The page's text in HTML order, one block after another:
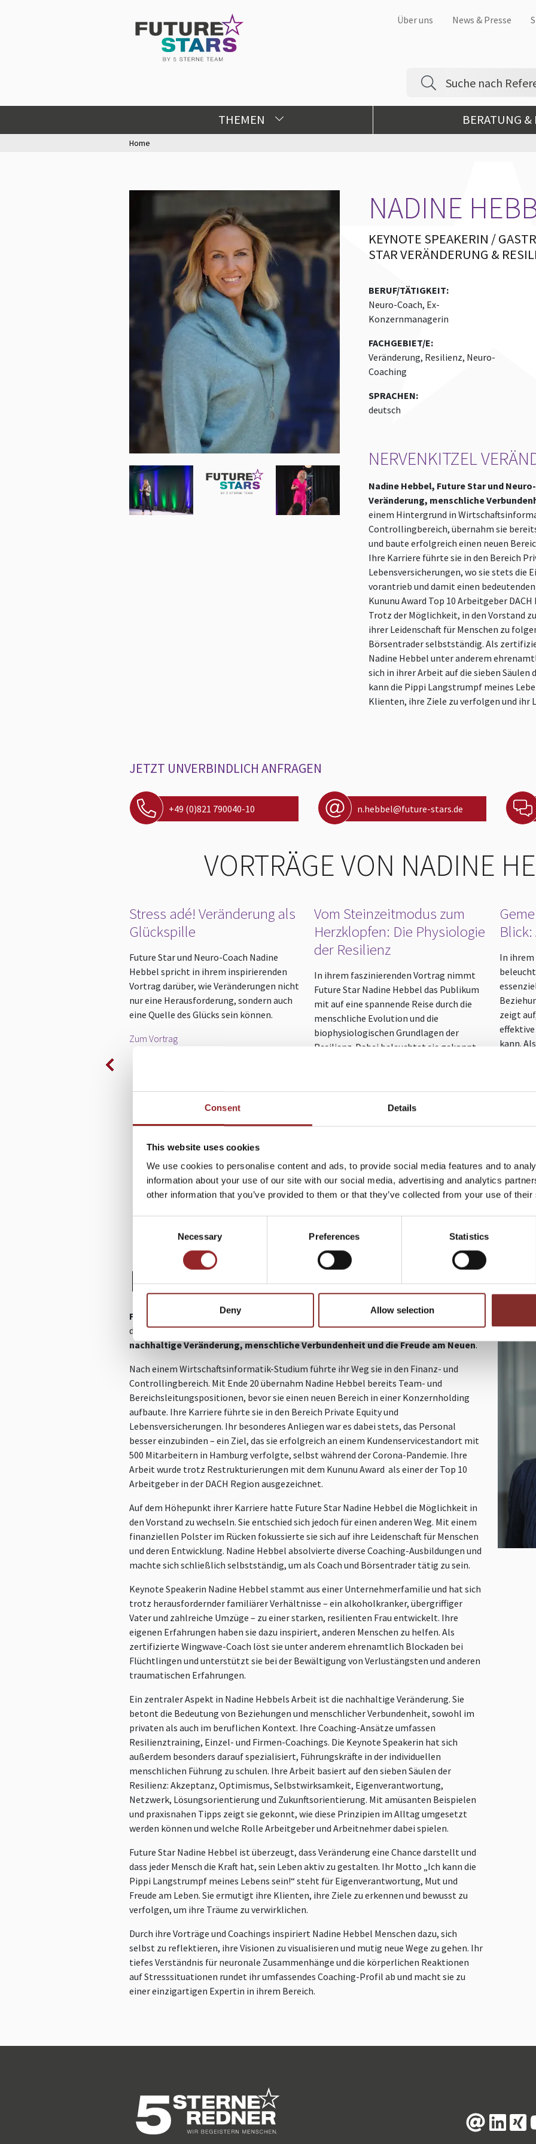
Consent Details
This website uses cookies
We use cookies to personalise content and ads, to provide social media features and to
information about your use of our site with our social media, advertising and analytics
other information that you’ve provided to them or that they’ve collected from your use of
Necessary Preferences Statistics
Deny Allow selection
Über uns News & Presse
THEMEN BERATUNG
Home
NADINE
KEYNOTE SPEAKERIN /
STAR VERÄNDERUNG &
BERUF/TÄTIGKEIT:
Neuro-Coach, Ex-
Konzernmanagerin
FACHGEBIET/E:
Veränderung, Resilienz, Neuro-
Coaching
SPRACHEN:
deutsch
NERVENKITZEL
Nadine Hebbel, Future Star und
Veränderung, menschliche
einem Hintergrund in
Controllingbereich, übernahm sie
und baute erfolgreich einen neuen
Ihre Karriere führte sie in den Bereich
Lebensversicherungen, wo sie stets die
vorantrieb und damit einen
Kununu Award Top 10 Arbeitgeber
Trotz der Möglichkeit, in den Vorstand
ihrer Leidenschaft für Menschen zu
Börsentrader selbstständig. Als
Nadine Hebbel unter anderem
sich in ihrer Arbeit auf die sieben
kann die Pippi Langstrumpf meines
Klienten, ihre Ziele zu verfolgen und ihr
JETZT UNVERBINDLICH ANFRAGEN
+49 (0)821 790040-10 n.hebbel@future-stars.de
VORTRÄGE VON NADINE
Stress adé! Veränderung als
Glückspille
Future Star und Neuro-Coach Nadine
Hebbel spricht in ihrem inspirierenden
Vortrag darüber, wie Veränderungen nicht
nur eine Herausforderung, sondern auch
eine Quelle des Glücks sein können.
Zum Vortrag
Vom Steinzeitmodus zum
Herzklopfen: Die Physiologie
der Resilienz
In ihrem faszinierenden Vortrag nimmt
Future Star Nadine Hebbel das Publikum
mit auf eine spannende Reise durch die
menschliche Evolution und die
biophysiologischen Grundlagen der
Resilienz. Dabei beleuchtet sie gekonnt,
entwickelt hat, um Widrigkeiten zu
Zum Vortrag
Blick:
In
zeigt
kann.
und
über
PROFIL
Future Star und Neuro-Coach Nadine Hebbel
ist eine facettenreiche Persönlichkeit,
die ihre Stärke und Schwäche in der Vielfalt findet. Sie steht wie keine andere für
nachhaltige Veränderung, menschliche Verbundenheit und die Freude am Neuen.
Nach einem Wirtschaftsinformatik-Studium führte ihr Weg sie in den Finanz- und
Controllingbereich. Mit Ende 20 übernahm Nadine Hebbel bereits Team- und
Bereichsleitungspositionen, bevor sie einen neuen Bereich in einer Konzernholding
aufbaute. Ihre Karriere führte sie in den Bereich Private Equity und
Lebensversicherungen. Ihr besonderes Anliegen war es dabei stets, das Personal
besser einzubinden – ein Ziel, das sie erfolgreich an einem Kundenservicestandort mit
500 Mitarbeitern in Hamburg verfolgte, selbst während der Corona-Pandemie. Ihre
Arbeit wurde trotz Restrukturierungen mit dem Kununu Award als einer der Top 10
Arbeitgeber in der DACH Region ausgezeichnet.
Auf dem Höhepunkt ihrer Karriere hatte Future Star Nadine Hebbel die Möglichkeit in
den Vorstand zu wechseln. Sie entschied sich jedoch für einen anderen Weg. Mit einem
finanziellen Polster im Rücken fokussierte sie sich auf ihre Leidenschaft für Menschen
und deren Entwicklung. Nadine Hebbel absolvierte diverse Coaching-Ausbildungen und
machte sich schließlich selbstständig, um als Coach und Börsentrader tätig zu sein.
Keynote Speakerin Nadine Hebbel stammt aus einer Unternehmerfamilie und hat sich
trotz herausfordernder familiärer Verhältnisse – ein alkoholkranker, übergriffiger
Vater und zahlreiche Umzüge – zu einer starken, resilienten Frau entwickelt. Ihre
eigenen Erfahrungen haben sie dazu inspiriert, anderen Menschen zu helfen. Als
zertifizierte Wingwave-Coach löst sie unter anderem ehrenamtlich Blockaden bei
Flüchtlingen und unterstützt sie bei der Bewältigung von Verlustängsten und anderen
traumatischen Erfahrungen.
Ein zentraler Aspekt in Nadine Hebbels Arbeit ist die nachhaltige Veränderung. Sie
betont die Bedeutung von Beziehungen und menschlicher Verbundenheit, sowohl im
privaten als auch im beruflichen Kontext. Ihre Coaching-Ansätze umfassen
Resilienztraining, Einzel- und Firmen-Coachings. Die Keynote Speakerin hat sich
außerdem besonders darauf spezialisiert, Führungskräfte in der individuellen
menschlichen Führung zu schulen. Ihre Arbeit basiert auf den sieben Säulen der
Resilienz: Akzeptanz, Optimismus, Selbstwirksamkeit, Eigenverantwortung,
Netzwerk, Lösungsorientierung und Zukunftsorientierung. Mit amüsanten Beispielen
und praxisnahen Tipps zeigt sie gekonnt, wie diese Prinzipien im Alltag umgesetzt
werden können und welche Rolle Arbeitgeber und Arbeitnehmer dabei spielen.
Future Star Nadine Hebbel ist überzeugt, dass Veränderung eine Chance darstellt und
dass jeder Mensch die Kraft hat, sein Leben aktiv zu gestalten. Ihr Motto „Ich kann die
Pippi Langstrumpf meines Lebens sein!“ steht für Eigenverantwortung, Mut und
Freude am Leben. Sie ermutigt ihre Klienten, ihre Ziele zu erkennen und bewusst zu
verfolgen, um ihre Träume zu verwirklichen.
Durch ihre Vorträge und Coachings inspiriert Nadine Hebbel Menschen dazu, sich
selbst zu reflektieren, ihre Visionen zu visualisieren und mutig neue Wege zu gehen. Ihr
tiefes Verständnis für neuronale Zusammenhänge und die körperlichen Reaktionen
auf Stresssituationen rundet ihr umfassendes Coaching-Profil ab und macht sie zu
einer einzigartigen Expertin in ihrem Bereich.